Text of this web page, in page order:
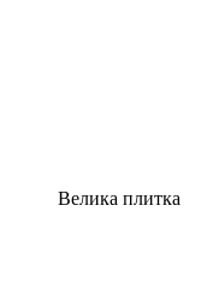
Велика плитка